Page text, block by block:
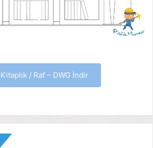
Kitaplık / Raf – DWG İndir